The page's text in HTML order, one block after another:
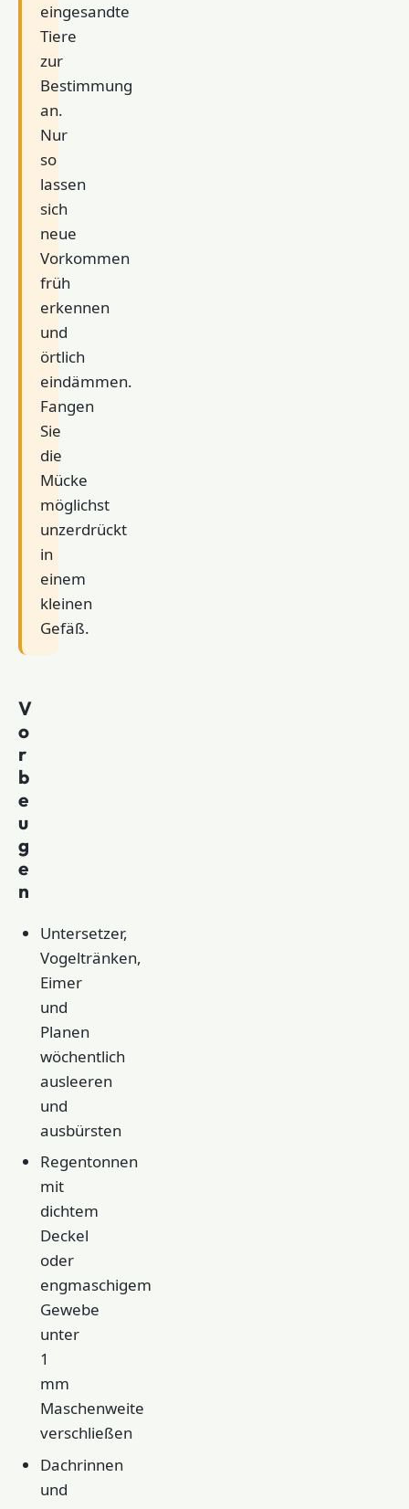
eingesandte
Tiere
zur
Bestimmung
an.
Nur
so
lassen
sich
neue
Vorkommen
früh
erkennen
und
örtlich
eindämmen.
Fangen
Sie
die
Mücke
möglichst
unzerdrückt
in
einem
kleinen
Gefäß.
V
o
r
b
e
u
g
e
n
Untersetzer,
Vogeltränken,
Eimer
und
Planen
wöchentlich
ausleeren
und
ausbürsten
Regentonnen
mit
dichtem
Deckel
oder
engmaschigem
Gewebe
unter
1
mm
Maschenweite
verschließen
Dachrinnen
und